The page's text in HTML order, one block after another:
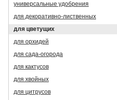
универсальные удобрения
для декоративно-лиственных
для цветущих
для орхидей
для сада-огорода
для кактусов
для хвойных
для цитрусов